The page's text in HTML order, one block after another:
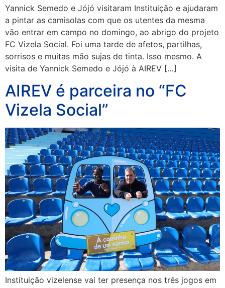
Yannick Semedo e Jójó visitaram Instituição e ajudaram
a pintar as camisolas com que os utentes da mesma
vão entrar em campo no domingo, ao abrigo do projeto
FC Vizela Social. Foi uma tarde de afetos, partilhas,
sorrisos e muitas mão sujas de tinta. Isso mesmo. A
visita de Yannick Semedo e Jójó à AIREV […]
AIREV é parceira no “FC
Vizela Social”
Instituição vizelense vai ter presença nos três jogos em